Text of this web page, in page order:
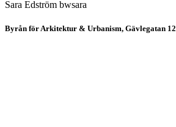
Sara Edström bwsara
Byrån för Arkitektur & Urbanism, Gävlegatan